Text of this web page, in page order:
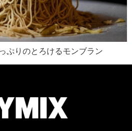
ぷりのとろけるモンブラン